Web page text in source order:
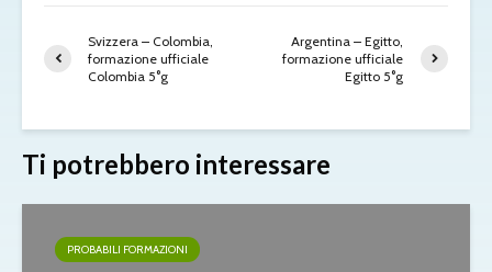
Svizzera – Colombia,
formazione ufficiale
Colombia 5°g
Argentina – Egitto,
formazione ufficiale
Egitto 5°g
Ti potrebbero interessare
PROBABILI FORMAZIONI